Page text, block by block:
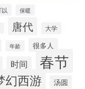
保暖
唐代 大学
年龄 很多人
时间 春节
幻西游 汤圆